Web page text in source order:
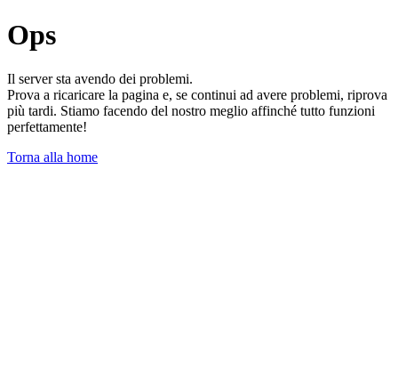
Ops
Il server sta avendo dei problemi.
Prova a ricaricare la pagina e, se continui ad avere problemi, riprova
più tardi. Stiamo facendo del nostro meglio affinché tutto funzioni
perfettamente!
Torna alla home